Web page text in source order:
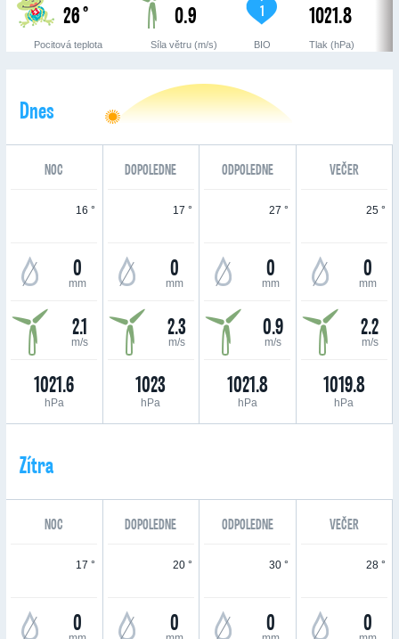
26 °
Pocitová teplota
0.9
Síla větru (m/s)
1
BIO
1021.8
Tlak (hPa)
Dnes
NOC DOPOLEDNE ODPOLEDNE VEČER
16 °
0
mm
2.1
m/s
1021.6
hPa
17 °
0
mm
2.3
m/s
1023
hPa
27 °
0
mm
0.9
m/s
1021.8
hPa
25 °
0
mm
2.2
m/s
1019.8
hPa
Zítra
NOC DOPOLEDNE ODPOLEDNE VEČER
17 °
0
20 °
0
30 °
0
28 °
0